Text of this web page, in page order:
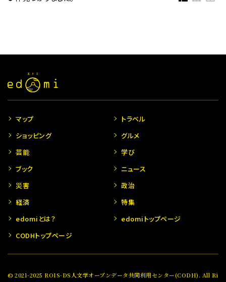
マップ
トラベル
ショッピング
グルメ
芸能
学び
ブック
ニュース
災害
政治
経済
特集
edomiとは？
edomiトップページ
CODHトップページ
© 2021-2025 ROIS-DS人文学オープンデータ共同利用センター(CODH). All Ri